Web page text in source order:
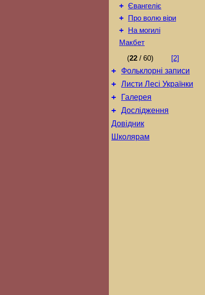
+ Євангеліє
+ Про волю віри
+
На могилі
Макбет
(22 / 60) [2]
+ Фольклорні записи
+ Листи Лесі Українки
+ Галерея
+ Дослідження
Довідник
Школярам